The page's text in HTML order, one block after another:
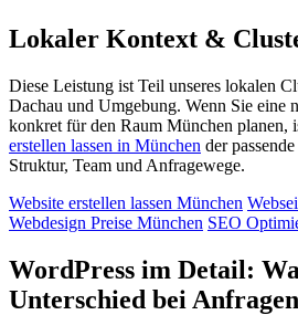
Lokaler Kontext &
Diese Leistung ist Teil unseres lokalen
Dachau und Umgebung. Wenn Sie eine
konkret für den Raum München planen,
erstellen lassen in München der
Struktur, Team und Anfragewege.
Website erstellen lassen München
Webdesign Preise München SEO
WordPress im Detail:
Unterschied bei